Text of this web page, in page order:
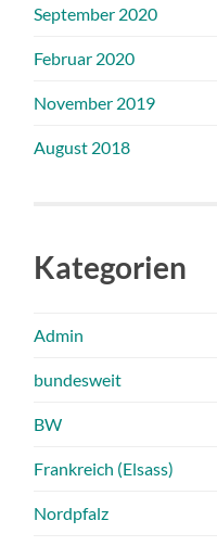
September 2020
Februar 2020
November 2019
August 2018
Kategorien
Admin
bundesweit
BW
Frankreich (Elsass)
Nordpfalz